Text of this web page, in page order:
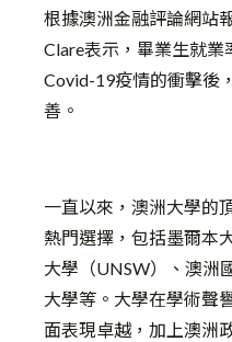
根據澳洲金融評論網站
Clare表示，畢業生就
Covid-19疫情的衝擊後
善。
一直以來，澳洲大學的
熱門選擇，包括墨爾本
大學（UNSW）、澳洲
大學等。大學在學術聲
面表現卓越，加上澳洲